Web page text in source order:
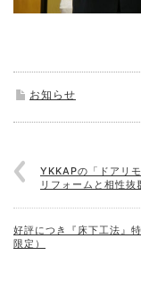
お知らせ
YKKAPの「ドアリ
リフォームと相性抜
好評につき『床下工法』
限定）